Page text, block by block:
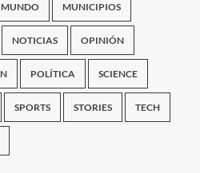
MUNDO MUNICIPIOS
NOTICIAS OPINIÓN
POLÍTICA SCIENCE
SPORTS STORIES TECH